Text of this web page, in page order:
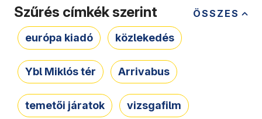
ÖSSZES
Szűrés címkék szerint
európa kiadó közlekedés
Ybl Miklós tér Arrivabus
temetői járatok vizsgafilm